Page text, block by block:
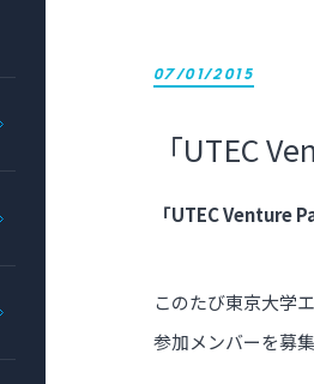
07/01/2015
「UTEC
「UTEC Venture
このたび東京大学
参加メンバーを募集